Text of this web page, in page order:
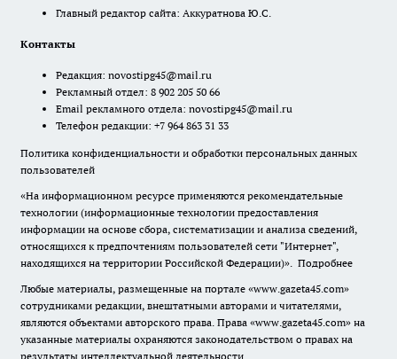
Главный редактор сайта: Аккуратнова Ю.С.
Контакты
Редакция: novostipg45@mail.ru
Рекламный отдел: 8 902 205 50 66
Email рекламного отдела: novostipg45@mail.ru
Телефон редакции: +7 964 863 31 33
Политика конфиденциальности и обработки персональных данных
пользователей
«На информационном ресурсе применяются рекомендательные
технологии (информационные технологии предоставления
информации на основе сбора, систематизации и анализа сведений,
относящихся к предпочтениям пользователей сети "Интернет",
находящихся на территории Российской Федерации)». Подробнее
Любые материалы, размещенные на портале «www.gazeta45.com»
сотрудниками редакции, внештатными авторами и читателями,
являются объектами авторского права. Права «www.gazeta45.com» на
указанные материалы охраняются законодательством о правах на
результаты интеллектуальной деятельности.